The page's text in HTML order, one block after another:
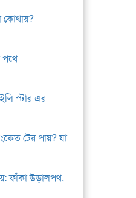
কোথায়?
পথে
স্টার এর
টের পায়? যা
ফাঁকা উড়ালপথ,